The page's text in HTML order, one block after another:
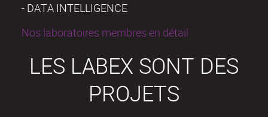
- DATA INTELLIGENCE
Nos laboratoires membres en détail
LES LABEX SONT DES
PROJETS